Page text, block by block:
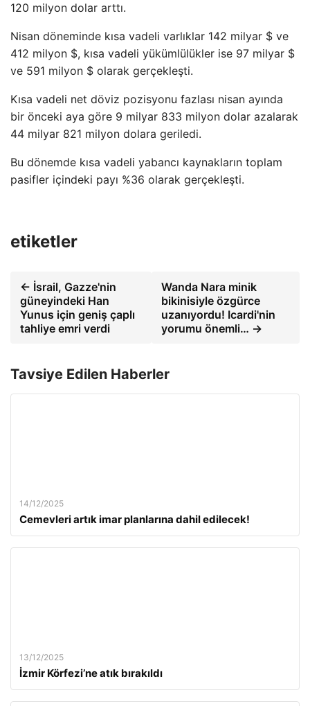
120 milyon dolar arttı.
Nisan döneminde kısa vadeli varlıklar 142 milyar $ ve
412 milyon $, kısa vadeli yükümlülükler ise 97 milyar $
ve 591 milyon $ olarak gerçekleşti.
Kısa vadeli net döviz pozisyonu fazlası nisan ayında
bir önceki aya göre 9 milyar 833 milyon dolar azalarak
44 milyar 821 milyon dolara geriledi.
Bu dönemde kısa vadeli yabancı kaynakların toplam
pasifler içindeki payı %36 olarak gerçekleşti.
etiketler
← İsrail, Gazze'nin
güneyindeki Han
Yunus için geniş çaplı
tahliye emri verdi
Wanda Nara minik
bikinisiyle özgürce
uzanıyordu! Icardi'nin
yorumu önemli… →
Tavsiye Edilen Haberler
14/12/2025
Cemevleri artık imar planlarına dahil edilecek!
13/12/2025
İzmir Körfezi’ne atık bırakıldı